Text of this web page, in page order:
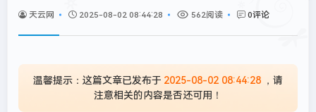
天云网 2025-08-02 08:44:28 562阅读 0评论
温馨提示：这篇文章已发布于 2025-08-02 08:44:28 ，请
注意相关的内容是否还可用！